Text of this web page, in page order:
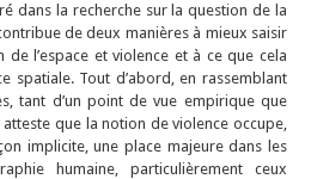
dans la recherche sur la question de la
de deux manières à mieux saisir
de l’espace et violence et à ce que cela
spatiale. Tout d’abord, en rassemblant
tant d’un point de vue empirique que
que la notion de violence occupe,
implicite, une place majeure dans les
humaine, particulièrement ceux